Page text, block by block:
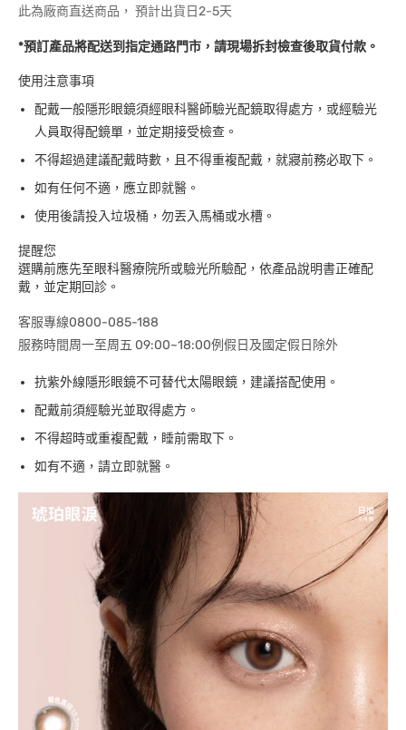
此為廠商直送商品， 預計出貨日2-5天
*預訂產品將配送到指定通路門市，請現場拆封檢查後取貨付款。
使用注意事項
配戴一般隱形眼鏡須經眼科醫師驗光配鏡取得處方，或經驗光
人員取得配鏡單，並定期接受檢查。
不得超過建議配戴時數，且不得重複配戴，就寢前務必取下。
如有任何不適，應立即就醫。
使用後請投入垃圾桶，勿丟入馬桶或水槽。
提醒您
選購前應先至眼科醫療院所或驗光所驗配，依產品說明書正確配
戴，並定期回診。
客服專線0800-085-188
服務時間周一至周五 09:00~18:00例假日及國定假日除外
抗紫外線隱形眼鏡不可替代太陽眼鏡，建議搭配使用。
配戴前須經驗光並取得處方。
不得超時或重複配戴，睡前需取下。
如有不適，請立即就醫。